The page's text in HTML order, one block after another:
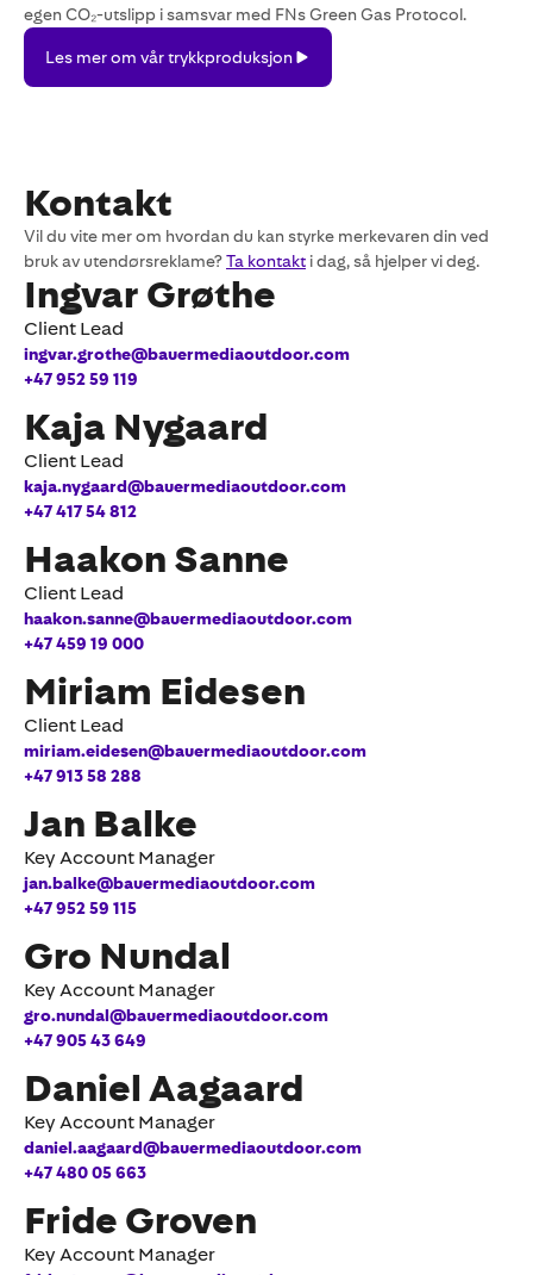
egen CO₂-utslipp i samsvar med FNs Green Gas Protocol.
mer
om
Les mer om vår trykkproduksjon
Kontakt
Vil du vite mer om hvordan du kan styrke merkevaren din ved
bruk av utendørsreklame?Ta kontakt i dag, så hjelper vi deg.
Ingvar Grøthe
Client Lead
ingvar.grothe@bauermediaoutdoor.com
+47 952 59 119
Kaja Nygaard
Client Lead
kaja.nygaard@bauermediaoutdoor.com
+47 417 54 812
Haakon Sanne
Client Lead
haakon.sanne@bauermediaoutdoor.com
+47 459 19 000
Miriam Eidesen
Client Lead
miriam.eidesen@bauermediaoutdoor.com
+47 913 58 288
Jan Balke
Key Account Manager
jan.balke@bauermediaoutdoor.com
+47 952 59 115
Gro Nundal
Key Account Manager
gro.nundal@bauermediaoutdoor.com
+47 905 43 649
Daniel Aagaard
Key Account Manager
daniel.aagaard@bauermediaoutdoor.com
+47 480 05 663
Fride Groven
Key Account Manager